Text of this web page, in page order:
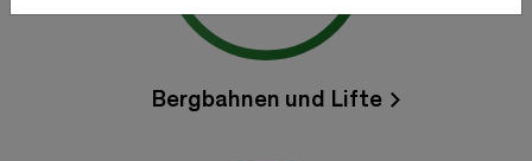
Bergbahnen und Lifte